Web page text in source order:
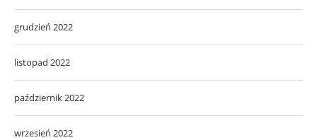
grudzień 2022
listopad 2022
październik 2022
wrzesień 2022